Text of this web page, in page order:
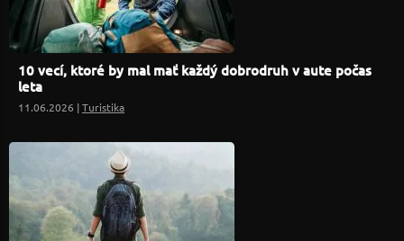
10 vecí, ktoré by mal mať každý dobrodruh v aute počas
leta
11.06.2026 |Turistika